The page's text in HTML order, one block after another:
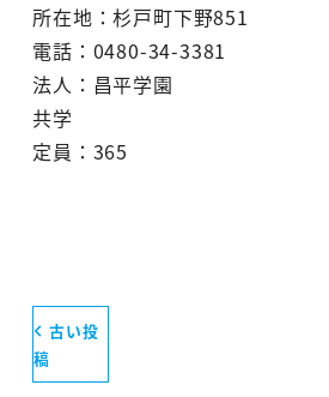
所在地：杉戸町下野851
電話：0480-34-3381
法人：昌平学園
共学
定員：365
古い投
稿